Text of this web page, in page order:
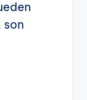
son